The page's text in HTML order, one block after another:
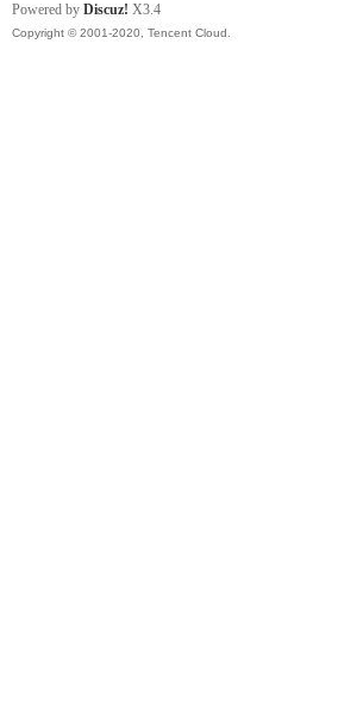
Powered by Discuz! X3.4
Copyright © 2001-2020, Tencent Cloud.